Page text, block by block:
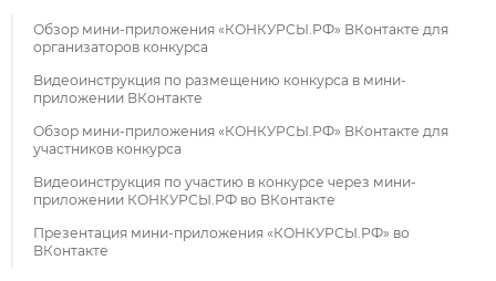
Обзор мини-приложения «КОНКУРСЫ.РФ» ВКонтакте для
организаторов конкурса
Видеоинструкция по размещению конкурса в мини-
приложении ВКонтакте
Обзор мини-приложения «КОНКУРСЫ.РФ» ВКонтакте для
участников конкурса
Видеоинструкция по участию в конкурсе через мини-
приложении КОНКУРСЫ.РФ во ВКонтакте
Презентация мини-приложения «КОНКУРСЫ.РФ» во
ВКонтакте